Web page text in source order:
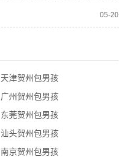
05-20
天津贺州包男孩
广州贺州包男孩
东莞贺州包男孩
汕头贺州包男孩
南京贺州包男孩